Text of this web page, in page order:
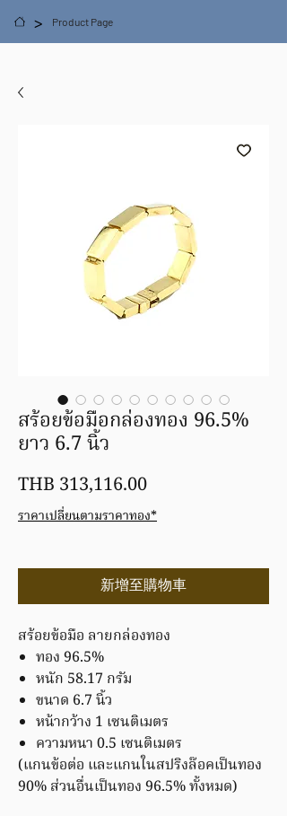
> Product Page
สร้อยข้อมือกล่องทอง 96.5%
ยาว 6.7 นิ้ว
THB 313,116.00價
格
ราคาเปลี่ยนตามราคาทอง*
新增至購物車
สร้อยข้อมือ ลายกล่องทอง
ทอง 96.5%
หนัก 58.17 กรัม
ขนาด 6.7 นิ้ว
หน้ากว้าง 1 เซนติเมตร
ความหนา 0.5 เซนติเมตร
(แกนข้อต่อ และแกนในสปริงล๊อคเป็นทอง
90% ส่วนอื่นเป็นทอง 96.5% ทั้งหมด)